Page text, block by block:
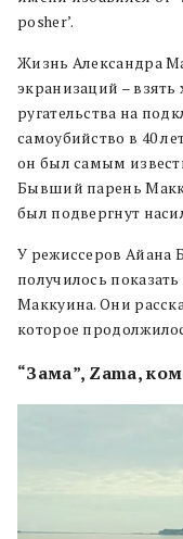
posher’.
Жизнь Александра
экранизаций –
ругательства на
самоубийство в 40
он был самым
Бывший парень
был подвергнут
У режиссеров Айана
получилось
Маккуина. Они
которое
“Зама”, Zama,